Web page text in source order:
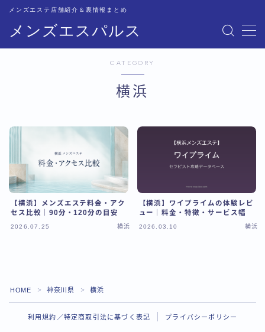
メンズエスパルス
メンズエステ店舗紹介＆裏情報まとめ
五反田比較
新宿比較
CATEGORY
横浜
【横浜】メンズエステ料金・アク
セス比較｜90分・120分の目安
2026.07.25 横浜
【横浜】ワイプライムの体験レビ
ュー｜料金・特徴・サービス幅
2026.03.10 横浜
HOME ＞ 神奈川県 ＞ 横浜
利用規約／特定商取引法に基づく表記 プライバシーポリシー